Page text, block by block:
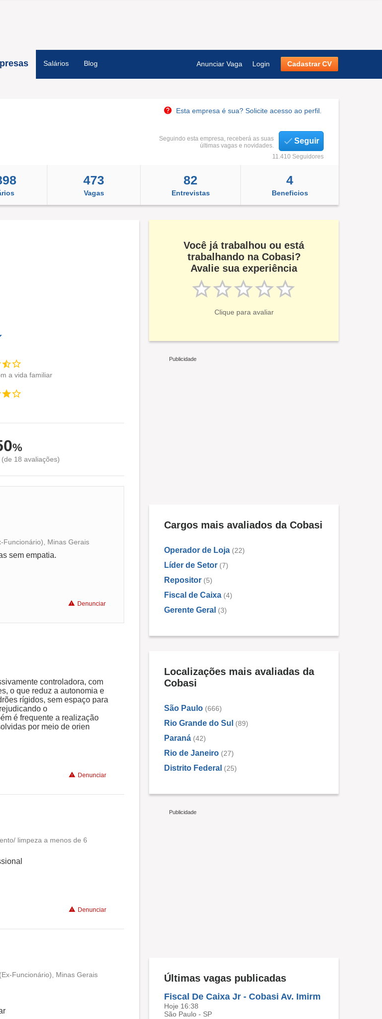
Salários Blog Anunciar Vaga Login Cadastrar CV
Esta empresa é sua? Solicite acesso ao perfil.
Seguindo esta empresa, receberá as suas
últimas vagas e novidades.
Seguir
11.410 Seguidores
473
Vagas
82
Entrevistas
4
Beneficios
a vida familiar
%
18 avaliações)
familiar
Funcionário), Minas Gerais
sem empatia.
Denunciar
familiar
diretoria
controladora, com
o que reduz a autonomia e
rígidos, sem espaço para
o
é frequente a realização
por meio de orien
Denunciar
limpeza a menos de 6
Denunciar
Funcionário), Minas Gerais
Você já trabalhou ou está
trabalhando na Cobasi?
Avalie sua experiência
Clique para avaliar
Cargos mais avaliados da Cobasi
Operador de Loja (22)
Líder de Setor (7)
Repositor (5)
Fiscal de Caixa (4)
Gerente Geral (3)
Localizações mais avaliadas da
Cobasi
São Paulo (666)
Rio Grande do Sul (89)
Paraná (42)
Rio de Janeiro (27)
Distrito Federal (25)
Últimas vagas publicadas
Fiscal De Caixa Jr - Cobasi Av. Imirm
Hoje 16:38
São Paulo - SP